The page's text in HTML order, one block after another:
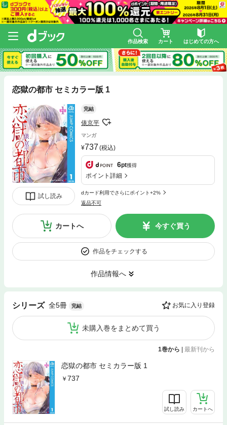
作品検索 カート はじめての方へ
恋獄の都市 セミカラー版 1
試し読み
完結
俵京平
マンガ
737 (税込)
6pt獲得
ポイント詳細
dカード利用でさらにポイント+2%
返品不可
カートへ 今すぐ買う
作品をチェックする
作品情報へ
シリーズ 全5冊 完結 お気に入り登録
未購入巻をまとめて買う
1巻から 最新刊から
恋獄の都市 セミカラー版 1
737
試し読み カートへ